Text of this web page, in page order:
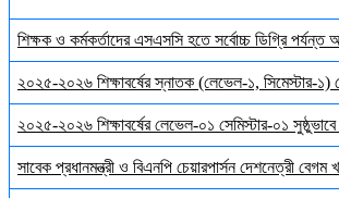
শিক্ষক ও কর্মকর্তাদের এসএসসি হতে সর্বোচ্চ ডিগ্রি
২০২৫-২০২৬ শিক্ষাবর্ষের স্নাতক (লেভেল-১, সিমেস্টার-১)
২০২৫-২০২৬ শিক্ষাবর্ষের লেভেল-০১ সেমিস্টার-০১
সাবেক প্রধানমন্ত্রী ও বিএনপি চেয়ারপার্সন দেশনেত্রী